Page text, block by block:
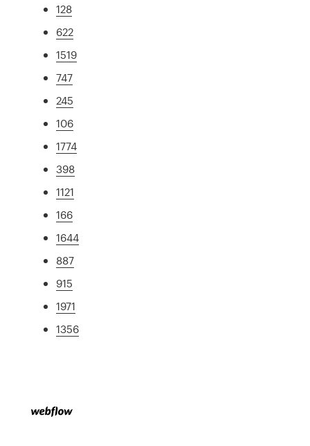
128
622
1519
747
245
106
1774
398
1121
166
1644
887
915
1971
1356